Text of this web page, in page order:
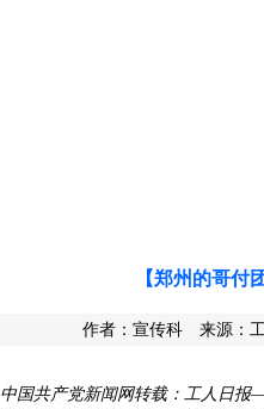
【郑州的哥付
作者：宣传科 来源：
中国共产党新闻网转载：工人日报